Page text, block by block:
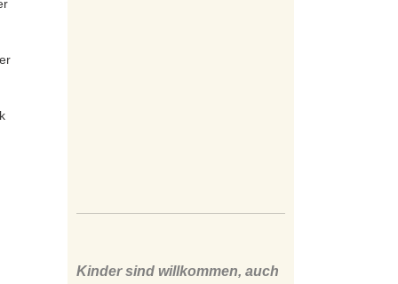
Kinder sind willkommen, auch